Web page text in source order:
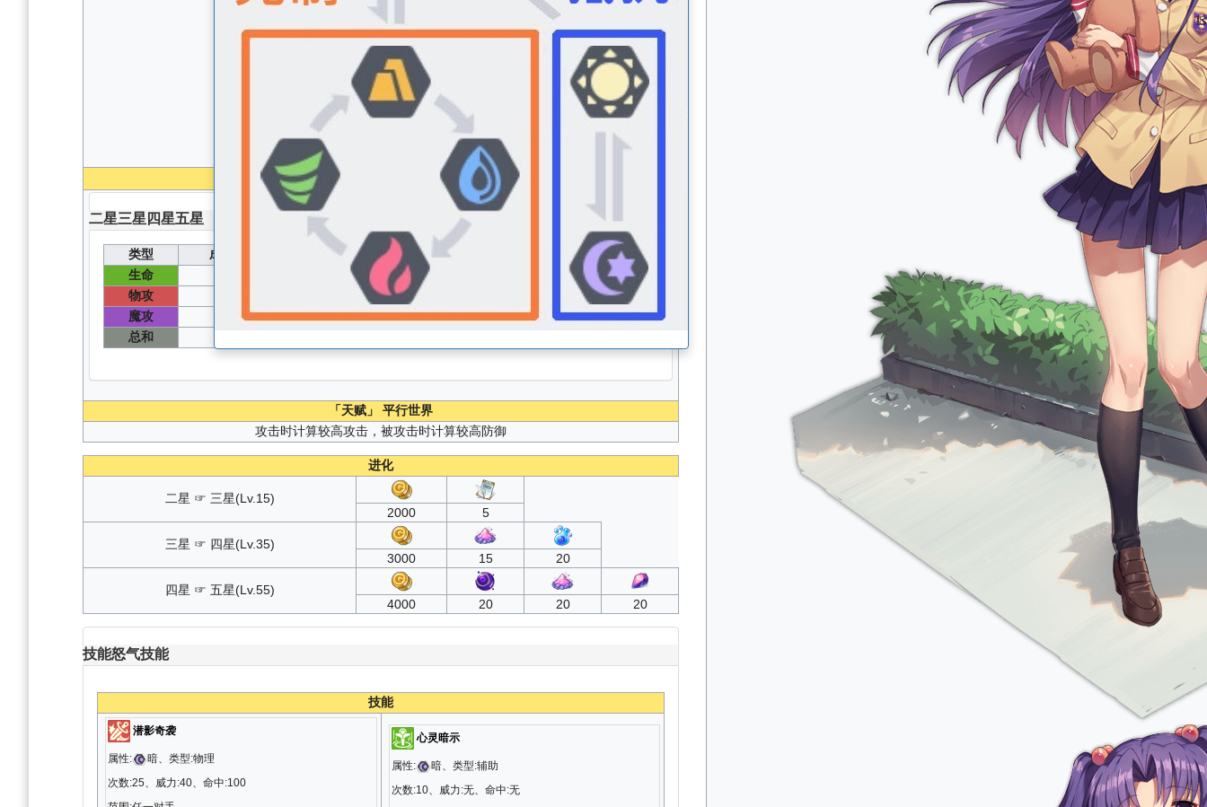
B+
物攻
S
A
B+
A+
100级 无圣器无核心无能源分配能力值
二星三星 四星五星
类型 成长值 能力值 类型
能力值
生命
速度
427
物攻
物防
487
魔攻
387 魔防 106
542
总和
「天赋」
平行世界
攻击时计算较高攻击，被攻击时计算较高防御
进化
二星 ☞ 三星(Lv.15)
2000
5
三星 ☞ 四星(Lv.35)
3000
15 20
四星 ☞ 五星(Lv.55)
4000
20 20 20
技能怒气技能
技能
潜影奇袭
属性:
暗、类型:物理
次数:25、威力:40、命中:100
心灵暗示
属性:
暗、类型:辅助
次数:10、威力:无、命中:无